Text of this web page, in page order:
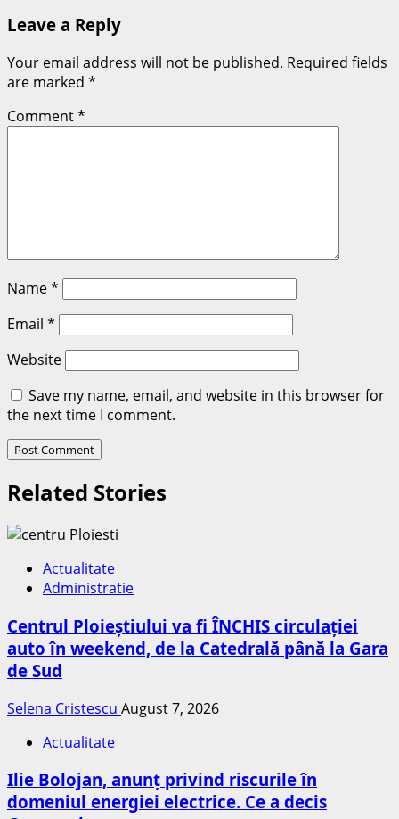
Leave a Reply
Your email address will not be published. Required fields
are marked *
Comment*
Name*
Email *
Website
Save my name, email, and website in this browser for
the next time I comment.
Related Stories
Actualitate
Administratie
Centrul Ploieștiului va fi ÎNCHIS circulației
auto în weekend, de la Catedrală până la Gara
de Sud
Selena Cristescu August 7, 2026
Actualitate
Ilie Bolojan, anunț privind riscurile în
domeniul energiei electrice. Ce a decis